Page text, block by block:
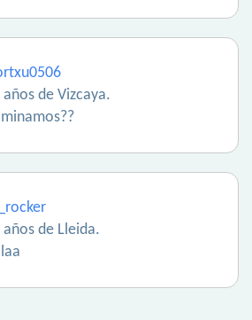
años de Vizcaya.
años de Lleida.